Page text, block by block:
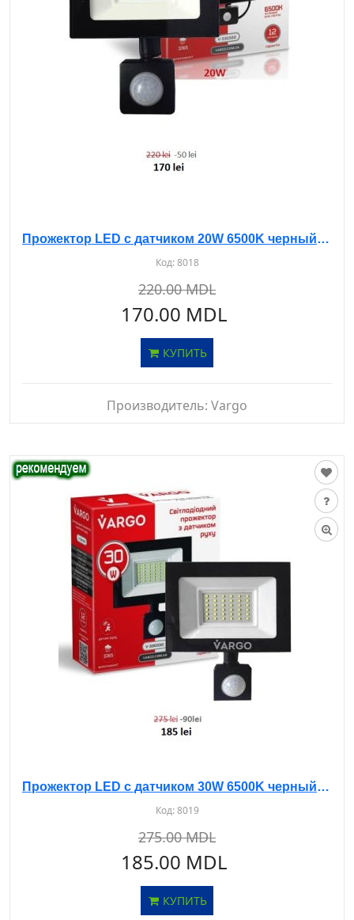
Прожектор LED с датчиком 20W 6500K черный (LM-8862)
Код:8018
220.00 MDL
170.00 MDL
КУПИТЬ
Производитель: Vargo
Прожектор LED с датчиком 30W 6500K черный (LM-8863)
Код:8019
275.00 MDL
185.00 MDL
КУПИТЬ